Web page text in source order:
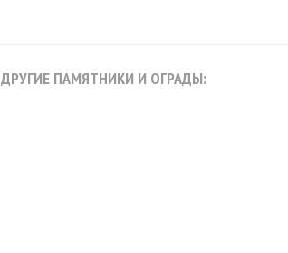
ДРУГИЕ ПАМЯТНИКИ И ОГРАДЫ: